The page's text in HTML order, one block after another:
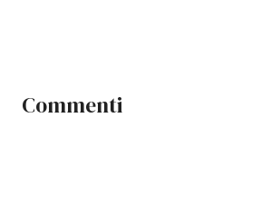
Commenti